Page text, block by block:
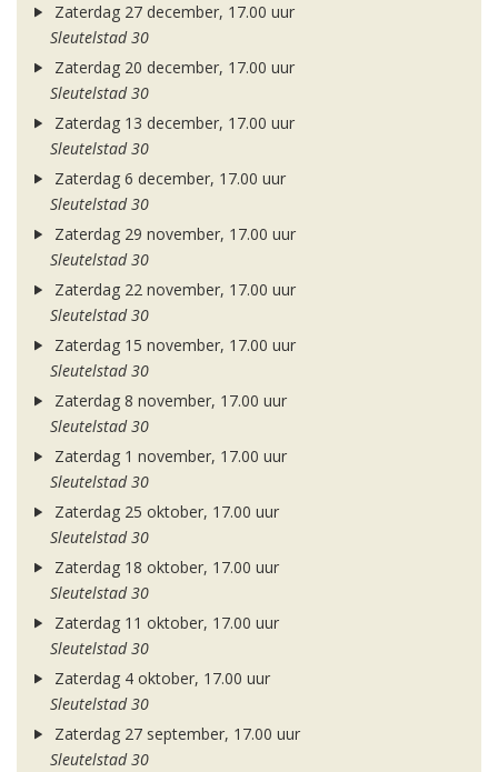
Zaterdag 27 december, 17.00 uur
Sleutelstad 30
Zaterdag 20 december, 17.00 uur
Sleutelstad 30
Zaterdag 13 december, 17.00 uur
Sleutelstad 30
Zaterdag 6 december, 17.00 uur
Sleutelstad 30
Zaterdag 29 november, 17.00 uur
Sleutelstad 30
Zaterdag 22 november, 17.00 uur
Sleutelstad 30
Zaterdag 15 november, 17.00 uur
Sleutelstad 30
Zaterdag 8 november, 17.00 uur
Sleutelstad 30
Zaterdag 1 november, 17.00 uur
Sleutelstad 30
Zaterdag 25 oktober, 17.00 uur
Sleutelstad 30
Zaterdag 18 oktober, 17.00 uur
Sleutelstad 30
Zaterdag 11 oktober, 17.00 uur
Sleutelstad 30
Zaterdag 4 oktober, 17.00 uur
Sleutelstad 30
Zaterdag 27 september, 17.00 uur
Sleutelstad 30